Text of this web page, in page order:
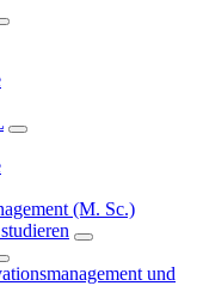
(M. Sc.)
und